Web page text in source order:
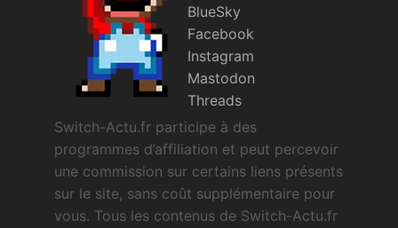
BlueSky
Facebook
Instagram
Mastodon
Threads
Switch-Actu.fr participe à des
programmes d’affiliation et peut percevoir
une commission sur certains liens présents
sur le site, sans coût supplémentaire pour
vous. Tous les contenus de Switch-Actu.fr